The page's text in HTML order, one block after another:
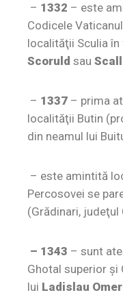
– 1332 – este
Codicele
localităţii Sculia
Scoruld sau
– 1337 – prima
localităţii Butin
din neamul lui
– este amintită
Percosovei se
(Grădinari, judeţul
– 1343 – sunt
Ghotal superior şi
lui Ladislau